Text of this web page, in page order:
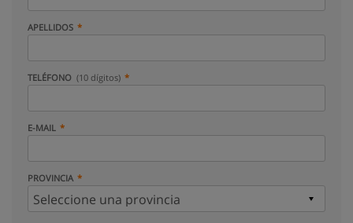
APELLIDOS
TELÉFONO (10 dígitos)
E-MAIL
PROVINCIA